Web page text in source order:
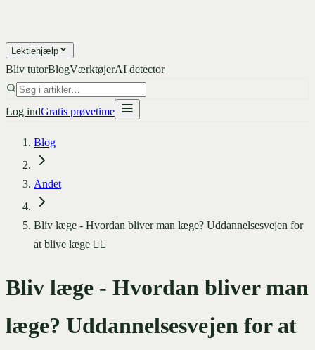
Lektiehjælp
Bliv tutorBlogVærktøjerAI detector
Log indGratis prøvetime
Blog
Andet
Bliv læge - Hvordan bliver man læge? Uddannelsesvejen for
at blive læge 👩‍⚕️
Bliv læge - Hvordan bliver man
læge? Uddannelsesvejen for at